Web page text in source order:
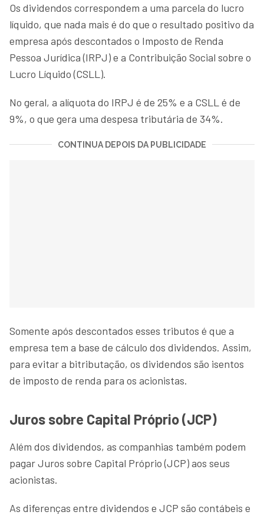
Os dividendos correspondem a uma parcela do lucro
líquido, que nada mais é do que o resultado positivo da
empresa após descontados o Imposto de Renda
Pessoa Jurídica (IRPJ) e a Contribuição Social sobre o
Lucro Líquido (CSLL).
No geral, a alíquota do IRPJ é de 25% e a CSLL é de
9%, o que gera uma despesa tributária de 34%.
CONTINUA DEPOIS DA PUBLICIDADE
Somente após descontados esses tributos é que a
empresa tem a base de cálculo dos dividendos. Assim,
para evitar a bitributação, os dividendos são isentos
de imposto de renda para os acionistas.
Juros sobre Capital Próprio (JCP)
Além dos dividendos, as companhias também podem
pagar Juros sobre Capital Próprio (JCP) aos seus
acionistas.
As diferenças entre dividendos e JCP são contábeis e